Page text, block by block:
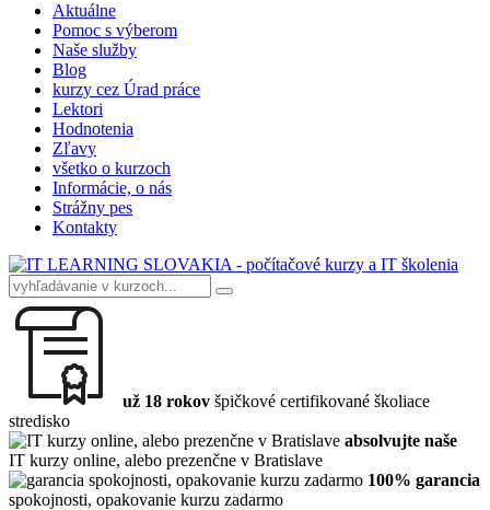
Aktuálne
Pomoc s výberom
Naše služby
Blog
kurzy cez Úrad práce
Lektori
Hodnotenia
Zľavy
všetko o kurzoch
Informácie, o nás
Strážny pes
Kontakty
už 18 rokov špičkové certifikované školiace
stredisko
absolvujte naše
IT kurzy online, alebo prezenčne v Bratislave
100% garancia
spokojnosti, opakovanie kurzu zadarmo